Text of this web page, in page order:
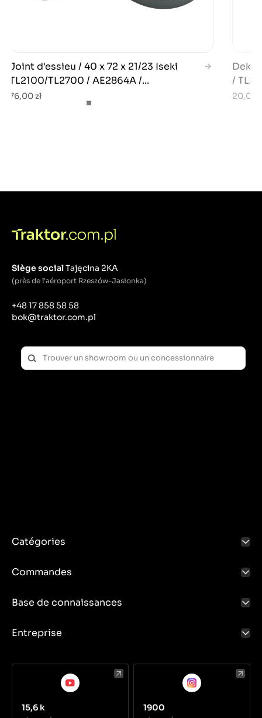
Joint d'essieu / 40 x 72 x 21/23 Iseki
TL2100/TL2700 / AE2864A /...
76,00 zł
/
20,00
Siège socialTajęcina 2KA
(près de l'aéroport Rzeszów-Jasionka)
+48 17 858 58 58
bok@traktor.com.pl
Catégories
Commandes
Base de connaissances
Entreprise
15,6 k
1900